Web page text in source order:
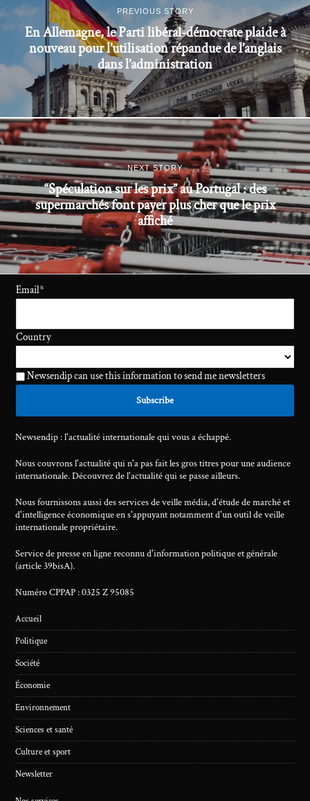
PREVIOUS STORY
En Allemagne, le Parti libéral-démocrate plaide à
nouveau pour l’utilisation répandue de l’anglais
dans l’administration
NEXT STORY
“Spéculation sur les prix” au Portugal : des
supermarchés font payer plus cher que le prix
affiché
Email*
Country
Newsendip can use this information to send me newsletters
Newsendip : l'actualité internationale qui vous a échappé.
Nous couvrons l'actualité qui n'a pas fait les gros titres pour une audience
internationale. Découvrez de l'actualité qui se passe ailleurs.
Nous fournissons aussi des services de veille média, d'étude de marché et
d'intelligence économique en s'appuyant notamment d'un outil de veille
internationale propriétaire.
Service de presse en ligne reconnu d'information politique et générale
(article 39bisA).
Numéro CPPAP : 0325 Z 95085
Accueil
Politique
Société
Économie
Environnement
Sciences et santé
Culture et sport
Newsletter